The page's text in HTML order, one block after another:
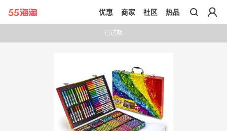
带你去官网买正品
优惠 商家 社区 热品
已过期